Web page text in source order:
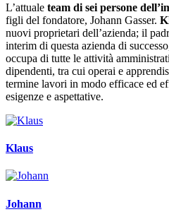
L’attuale team di sei persone
figli del fondatore, Johann Gasser.
nuovi proprietari dell’azienda; il
interim di questa azienda di
occupa di tutte le attività
dipendenti, tra cui operai e
termine lavori in modo efficace ed
esigenze e aspettative.
Klaus
Johann